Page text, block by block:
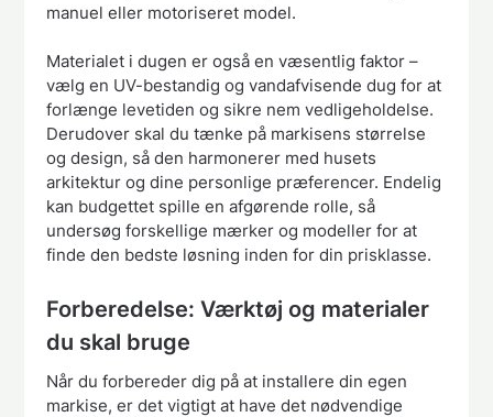
manuel eller motoriseret model.
Materialet i dugen er også en væsentlig faktor –
vælg en UV-bestandig og vandafvisende dug for at
forlænge levetiden og sikre nem vedligeholdelse.
Derudover skal du tænke på markisens størrelse
og design, så den harmonerer med husets
arkitektur og dine personlige præferencer. Endelig
kan budgettet spille en afgørende rolle, så
undersøg forskellige mærker og modeller for at
finde den bedste løsning inden for din prisklasse.
Forberedelse: Værktøj og materialer
du skal bruge
Når du forbereder dig på at installere din egen
markise, er det vigtigt at have det nødvendige